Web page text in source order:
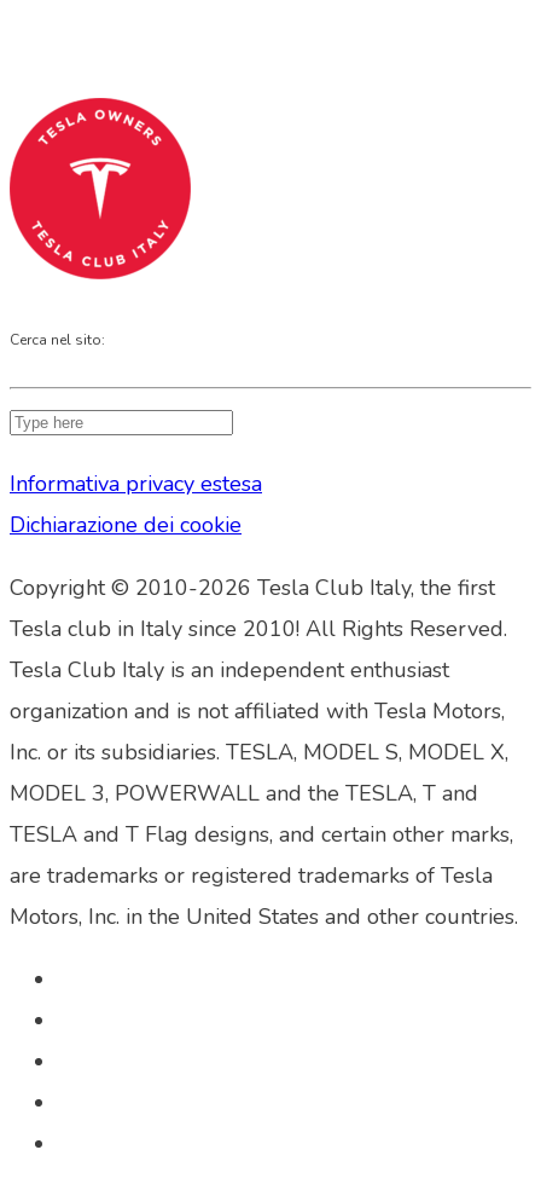
Cerca nel sito:
Informativa privacy estesa
Dichiarazione dei cookie
Copyright © 2010-2026 Tesla Club Italy, the first
Tesla club in Italy since 2010! All Rights Reserved.
Tesla Club Italy is an independent enthusiast
organization and is not affiliated with Tesla Motors,
Inc. or its subsidiaries. TESLA, MODEL S, MODEL X,
MODEL 3, POWERWALL and the TESLA, T and
TESLA and T Flag designs, and certain other marks,
are trademarks or registered trademarks of Tesla
Motors, Inc. in the United States and other countries.